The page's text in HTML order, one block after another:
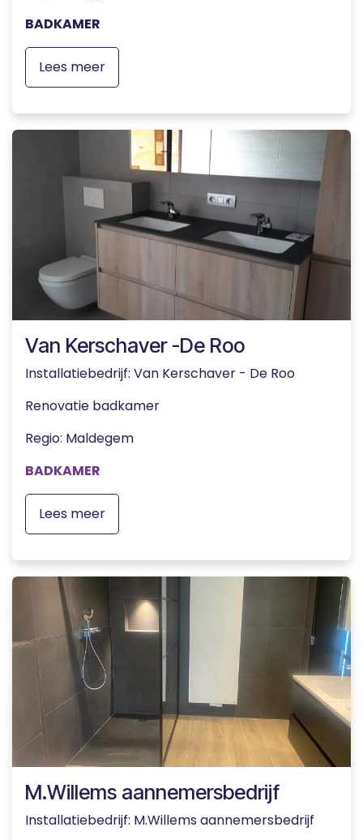
BADKAMER
Lees meer
Van Kerschaver -De Roo
Installatiebedrijf: Van Kerschaver - De Roo
Renovatie badkamer
Regio: Maldegem
BADKAMER
Lees meer
M.Willems aannemersbedrijf
Installatiebedrijf: M.Willems aannemersbedrijf